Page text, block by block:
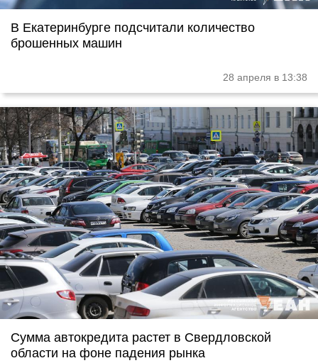
В Екатеринбурге подсчитали количество
брошенных машин
28 апреля в 13:38
Сумма автокредита растет в Свердловской
области на фоне падения рынка